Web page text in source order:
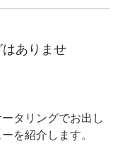
はありませ
タリングでお出し
を紹介します。